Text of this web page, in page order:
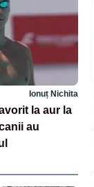
Ionuț Nichita
la aur la
au